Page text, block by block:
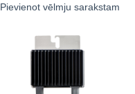
Pievienot vēlmju sarakstam